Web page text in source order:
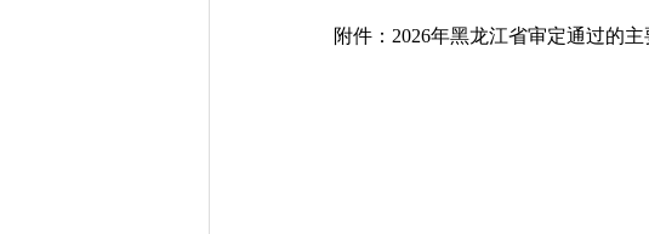
附件： 2026年黑龙江省审定通过的
农业农村部